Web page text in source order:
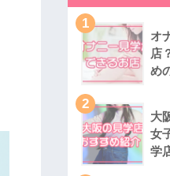
1
オ
店
め
2
大
女
学